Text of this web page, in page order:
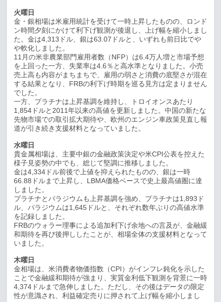
火曜日
金・銀相場は米雇用統計を受けて一時上昇したものの、ロンド
ン時間夕刻にかけて利下げ観測が後退し、上げ幅を縮小しまし
た。金は4,313 ドル、銀は63.07 ドルと、いずれも前日比でや
や軟化しました。
11 月の米非農業部門雇用者数（NFP）は6.4万人増と市場予想
を上回った一方、失業率は4.6％と高水準となりました。小売
売上高も内容がまちまちで、雇用の弱さと消費の底堅さが混在
する結果となり、 FRBの利下げ時期を巡る見方は定まりません
でした。
一方、プラチナは上昇基調を維持し、トロイオンスあたり
1,854 ドルと 2011年以来の高値を更新しました。中国の新たな
先物市場での取引拡大期待や、欧州のエンジン車政策見直し報
道が引き続き支援材料となっていました。
水曜日
貴金属相場は、主要中銀の金融政策決定や米CPI公表を控えた
様子見姿勢の中でも、総じて堅調に推移しました。
金は4,334 ドル前後で上値を抑えられたものの、銀は一時
66.88 ドルまで上昇し、 LBMA価格ベースで史上最高値圏に達
しました。
プラチナとパラジウムも上昇基調を強め、プラチナは1,893 ド
ル、パラジウムは1,645 ドルと、それぞれ数年ぶりの高値水準
を記録しました。
FRBのウォラー理事による追加利下げ余地への言及が、金融緩
和期待を再び後押ししたことが、相場全体の支援材料となって
いました。
木曜日
金相場は、米消費者物価指数（CPI）がインフレ鈍化を示した
ことで金融緩和期待が強まり、実質金利低下観測を背景に一時
4,374 ドルまで急伸しました。ただし、その後はデータの限定
性が意識され、利益確定売りに押されて上げ幅を縮小しまし